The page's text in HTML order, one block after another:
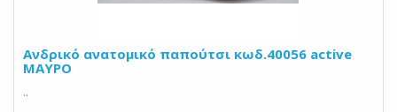
Ανδρικό ανατομικό παπούτσι κωδ.40056 active
ΜΑΥΡΟ
..